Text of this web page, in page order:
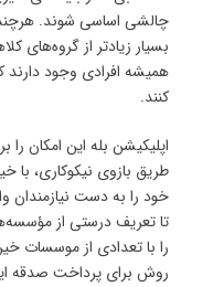
چالشی اساسی شوند.
بسیار زیادتر از گروه‌های
همیشه افرادی وجود دارند
‌کنند.
اپلیکیشن بله این امکان را
طریق بازوی نیکوکاری، با
خود را به دست نیازمندان
تا تعریف درستی از
را با تعدادی از موسسات
روش برای پرداخت صدقه